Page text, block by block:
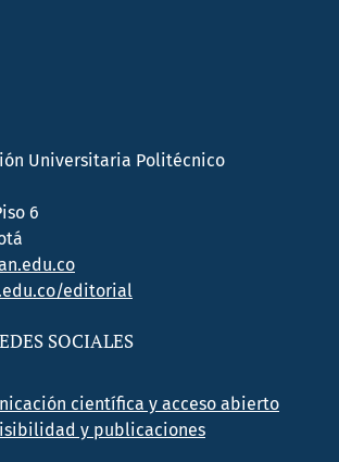
Universitaria Politécnico
6
editorial
SOCIALES
científica y acceso abierto
y publicaciones